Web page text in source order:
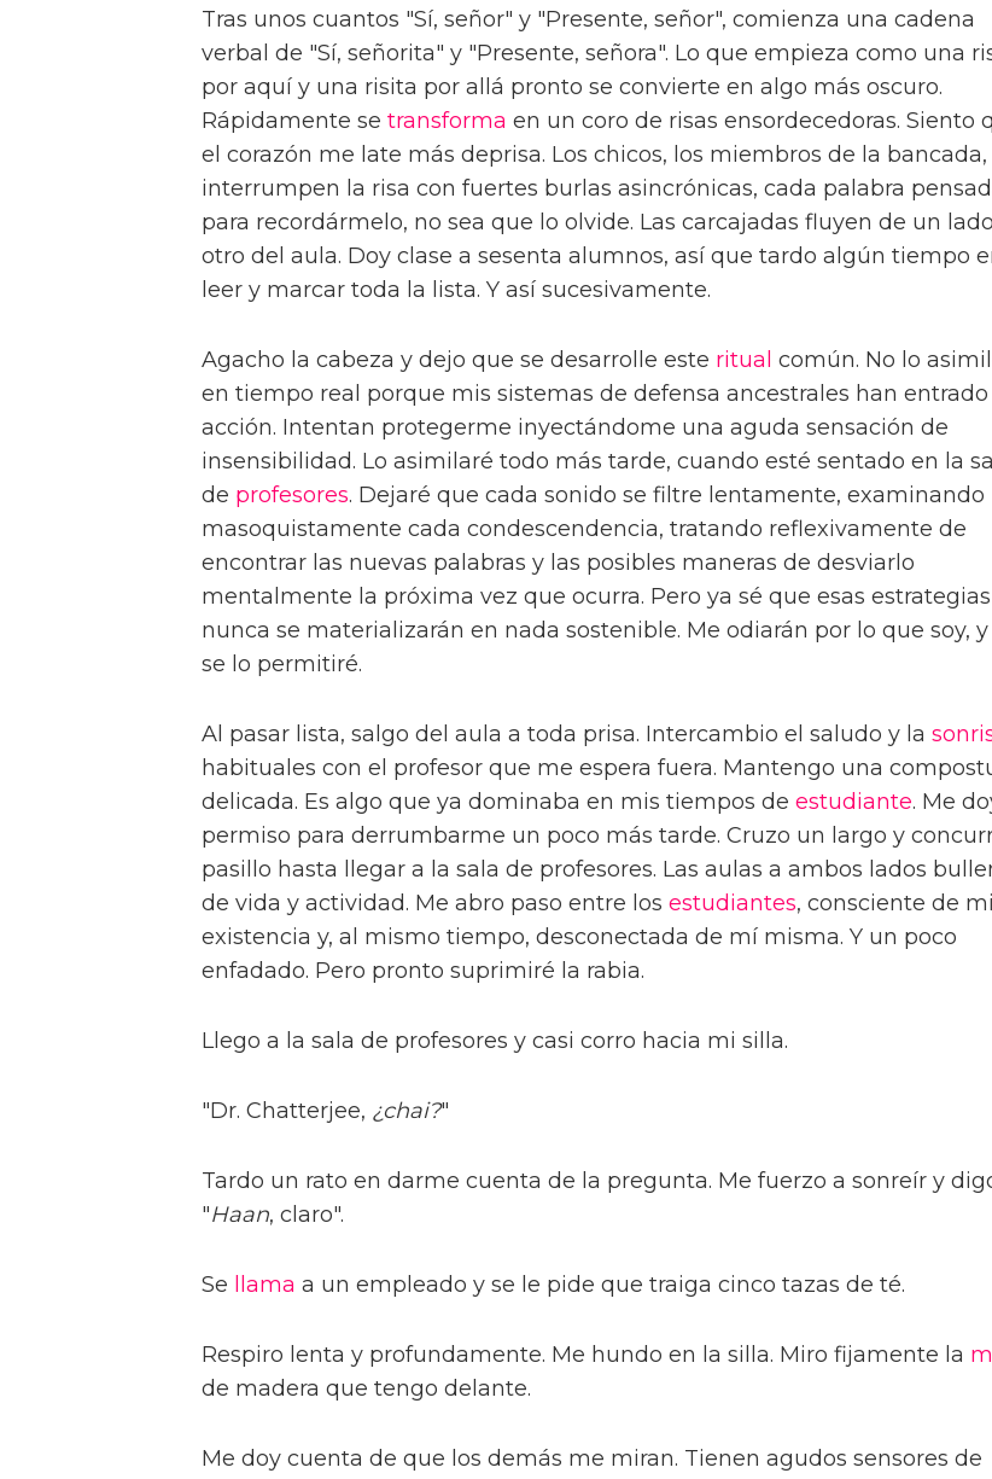
Tras unos cuantos "Sí, señor" y "Presente, señor", comienza una cadena
verbal de "Sí, señorita" y "Presente, señora". Lo que empieza como una
por aquí y una risita por allá pronto se convierte en algo más oscuro.
Rápidamente se transforma en un coro de risas ensordecedoras. Siento
el corazón me late más deprisa. Los chicos, los miembros de la bancada,
interrumpen la risa con fuertes burlas asincrónicas, cada palabra
para recordármelo, no sea que lo olvide. Las carcajadas fluyen de un
otro del aula. Doy clase a sesenta alumnos, así que tardo algún tiempo
leer y marcar toda la lista. Y así sucesivamente.
Agacho la cabeza y dejo que se desarrolle este ritual común. No lo
en tiempo real porque mis sistemas de defensa ancestrales han entrado
acción. Intentan protegerme inyectándome una aguda sensación de
insensibilidad. Lo asimilaré todo más tarde, cuando esté sentado en la
de profesores. Dejaré que cada sonido se filtre lentamente, examinando
masoquistamente cada condescendencia, tratando reflexivamente de
encontrar las nuevas palabras y las posibles maneras de desviarlo
mentalmente la próxima vez que ocurra. Pero ya sé que esas estrategias
nunca se materializarán en nada sostenible. Me odiarán por lo que soy, y
se lo permitiré.
Al pasar lista, salgo del aula a toda prisa. Intercambio el saludo y la
habituales con el profesor que me espera fuera. Mantengo una
delicada. Es algo que ya dominaba en mis tiempos de estudiante. Me
permiso para derrumbarme un poco más tarde. Cruzo un largo y
pasillo hasta llegar a la sala de profesores. Las aulas a ambos lados
de vida y actividad. Me abro paso entre los estudiantes, consciente de mi
existencia y, al mismo tiempo, desconectada de mí misma. Y un poco
enfadado. Pero pronto suprimiré la rabia.
Llego a la sala de profesores y casi corro hacia mi silla.
"Dr. Chatterjee, ¿chai?"
Tardo un rato en darme cuenta de la pregunta. Me fuerzo a sonreír y
"Haan, claro".
Se llama a un empleado y se le pide que traiga cinco tazas de té.
Respiro lenta y profundamente. Me hundo en la silla. Miro fijamente la
de madera que tengo delante.
Me doy cuenta de que los demás me miran. Tienen agudos sensores de